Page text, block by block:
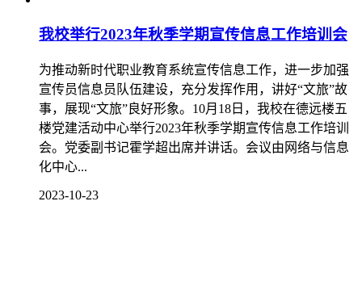
我校举行2023年秋季学期宣传信息工作培训会
为推动新时代职业教育系统宣传信息工作，进一步加强
宣传员信息员队伍建设，充分发挥作用，讲好“文旅”故
事，展现“文旅”良好形象。10月18日，我校在德远楼五
楼党建活动中心举行2023年秋季学期宣传信息工作培训
会。党委副书记霍学超出席并讲话。会议由网络与信息
化中心...
2023-10-23